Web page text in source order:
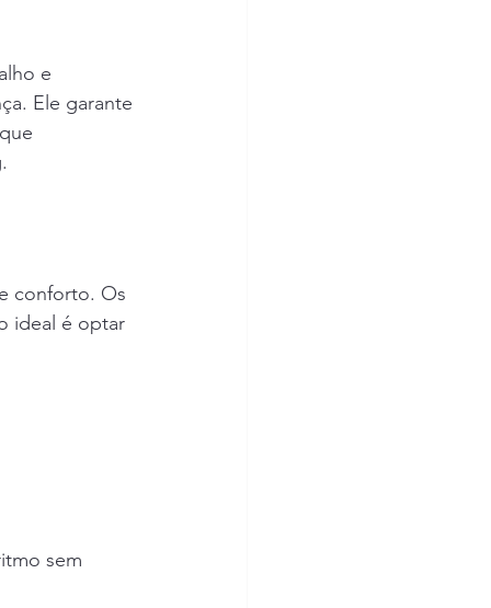
e
Ele garante
conforto. Os
ideal é optar
sem